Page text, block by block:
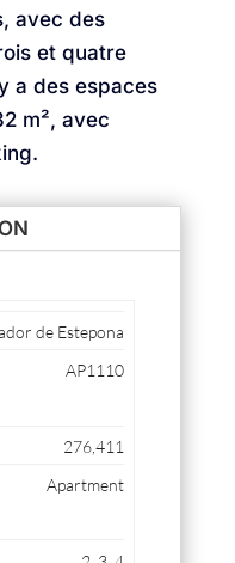
avec des
et quatre
a des espaces
m², avec
de Estepona
AP1110
276,411
Apartment